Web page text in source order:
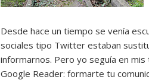
Desde hace un tiempo se venía
sociales tipo Twitter estaban
informarnos. Pero yo seguía en
Google Reader: formarte tu